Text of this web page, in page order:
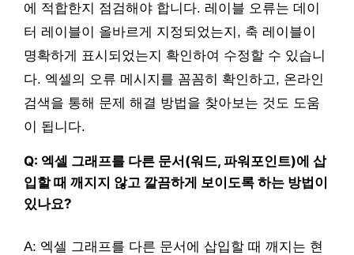
에 적합한지 점검해야 합니다. 레이블 오류는 데이
터 레이블이 올바르게 지정되었는지, 축 레이블이
명확하게 표시되었는지 확인하여 수정할 수 있습니
다. 엑셀의 오류 메시지를 꼼꼼히 확인하고, 온라인
검색을 통해 문제 해결 방법을 찾아보는 것도 도움
이 됩니다.
Q: 엑셀 그래프를 다른 문서(워드, 파워포인트)에 삽
입할 때 깨지지 않고 깔끔하게 보이도록 하는 방법이
있나요?
A: 엑셀 그래프를 다른 문서에 삽입할 때 깨지는 현